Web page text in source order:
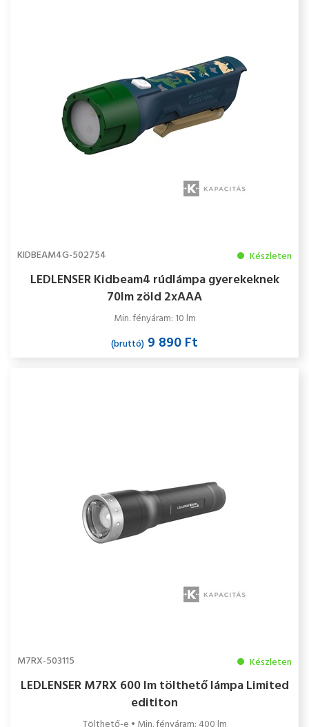
KIDBEAM4G-502754 Készleten
LEDLENSER Kidbeam4 rúdlámpa gyerekeknek
70lm zöld 2xAAA
Min. fényáram: 10 lm
(bruttó) 9 890 Ft
M7RX-503115 Készleten
LEDLENSER M7RX 600 lm tölthető lámpa Limited
edititon